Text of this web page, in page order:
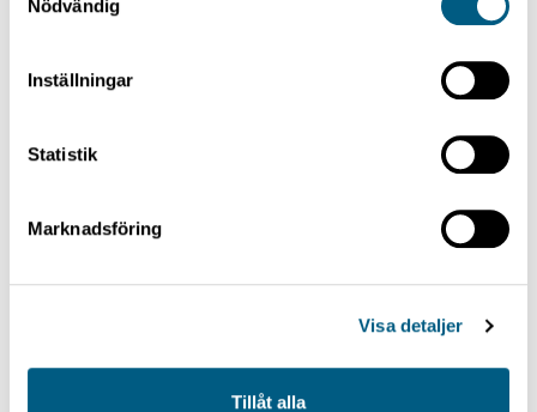
Nödvändig
Inställningar
Statistik
Marknadsföring
Visa detaljer
Tillåt alla
1 article
Electric Drive Sticker Frame